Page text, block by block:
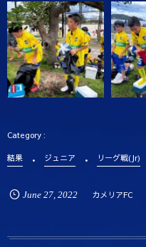
結果 ジュニア リーグ戦(Jr)
June 27, 2022 カメリアFC